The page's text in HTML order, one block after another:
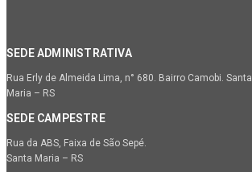
SEDE ADMINISTRATIVA
Rua Erly de Almeida Lima, n° 680. Bairro Camobi. Santa
Maria – RS
SEDE CAMPESTRE
Rua da ABS, Faixa de São Sepé.
Santa Maria – RS